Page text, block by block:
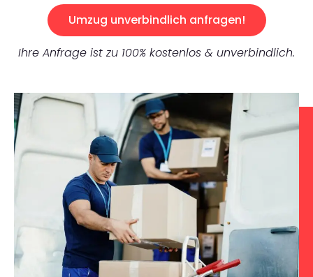
Umzug unverbindlich anfragen!
Ihre Anfrage ist zu 100% kostenlos & unverbindlich.